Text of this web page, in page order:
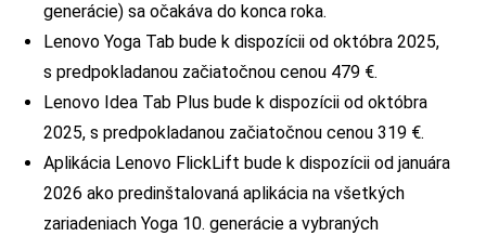
generácie) sa očakáva do konca roka.
Lenovo Yoga Tab bude k dispozícii od októbra 2025,
s predpokladanou začiatočnou cenou 479 €.
Lenovo Idea Tab Plus bude k dispozícii od októbra
2025, s predpokladanou začiatočnou cenou 319 €.
Aplikácia Lenovo FlickLift bude k dispozícii od januára
2026 ako predinštalovaná aplikácia na všetkých
zariadeniach Yoga 10. generácie a vybraných